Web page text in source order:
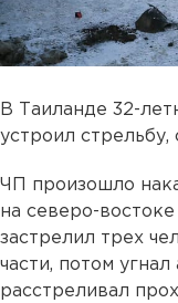
В Таиланде 32-
устроил
ЧП произошло
на северо-
застрелил трех
части, потом
расстреливал